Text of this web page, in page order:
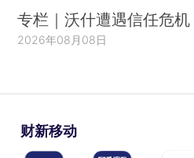
专栏｜沃什遭遇信任危机
2026年08月08日
财新移动